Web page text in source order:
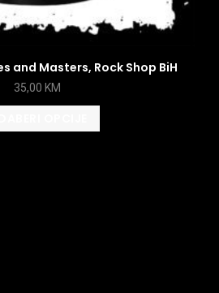
and Masters, Rock Shop BiH
35,00 KM